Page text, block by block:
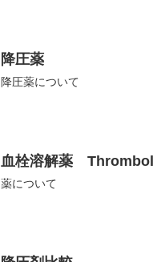
降圧薬
降圧薬について
血栓溶解薬
薬について